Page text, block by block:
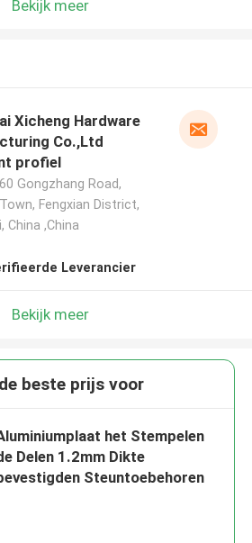
Bekijk meer
Xicheng Hardware
Co.,Ltd
profiel
Gongzhang Road,
Fengxian District,
China ,China
Leverancier
Bekijk meer
beste prijs voor
het Stempelen
Delen 1.2mm Dikte
Steuntoebehoren